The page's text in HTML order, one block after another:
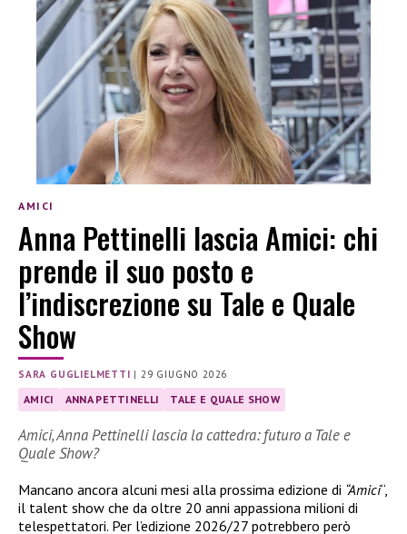
AMICI
Anna Pettinelli lascia Amici: chi
prende il suo posto e
l’indiscrezione su Tale e Quale
Show
SARA GUGLIELMETTI | 29 GIUGNO 2026
AMICI ANNA PETTINELLI TALE E QUALE SHOW
Amici, Anna Pettinelli lascia la cattedra: futuro a Tale e
Quale Show?
Mancano ancora alcuni mesi alla prossima edizione di “Amici“,
il talent show che da oltre 20 anni appassiona milioni di
telespettatori. Per l’edizione 2026/27 potrebbero però